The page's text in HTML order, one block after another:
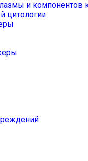
и компонентов
цитологии